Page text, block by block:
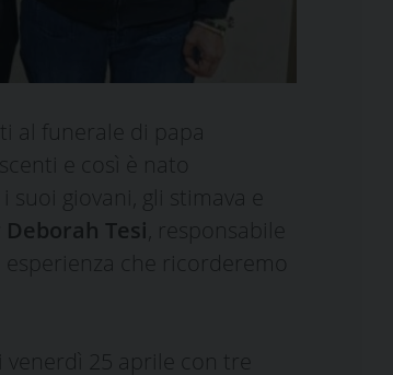
al funerale di papa
e così è nato
giovani, gli stimava e
Tesi , responsabile
che ricorderemo
25 aprile con tre